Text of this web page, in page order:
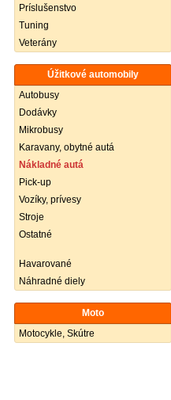
Príslušenstvo
Tuning
Veterány
Úžitkové automobily
Autobusy
Dodávky
Mikrobusy
Karavany, obytné autá
Nákladné autá
Pick-up
Vozíky, prívesy
Stroje
Ostatné
Havarované
Náhradné diely
Moto
Motocykle, Skútre